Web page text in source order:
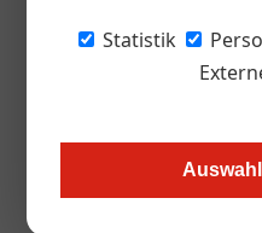
Statistik
Diesen Vorwurf
Gastrosiegel-
Branche. Er spricht
seien demnach